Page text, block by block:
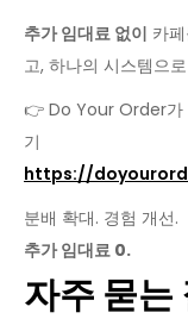
추가 임대료 없이 카
고, 하나의 시스템으
👉 Do Your Order가
기
https://
분배 확대. 경험 개선.
추가 임대료 0.
자주 묻는